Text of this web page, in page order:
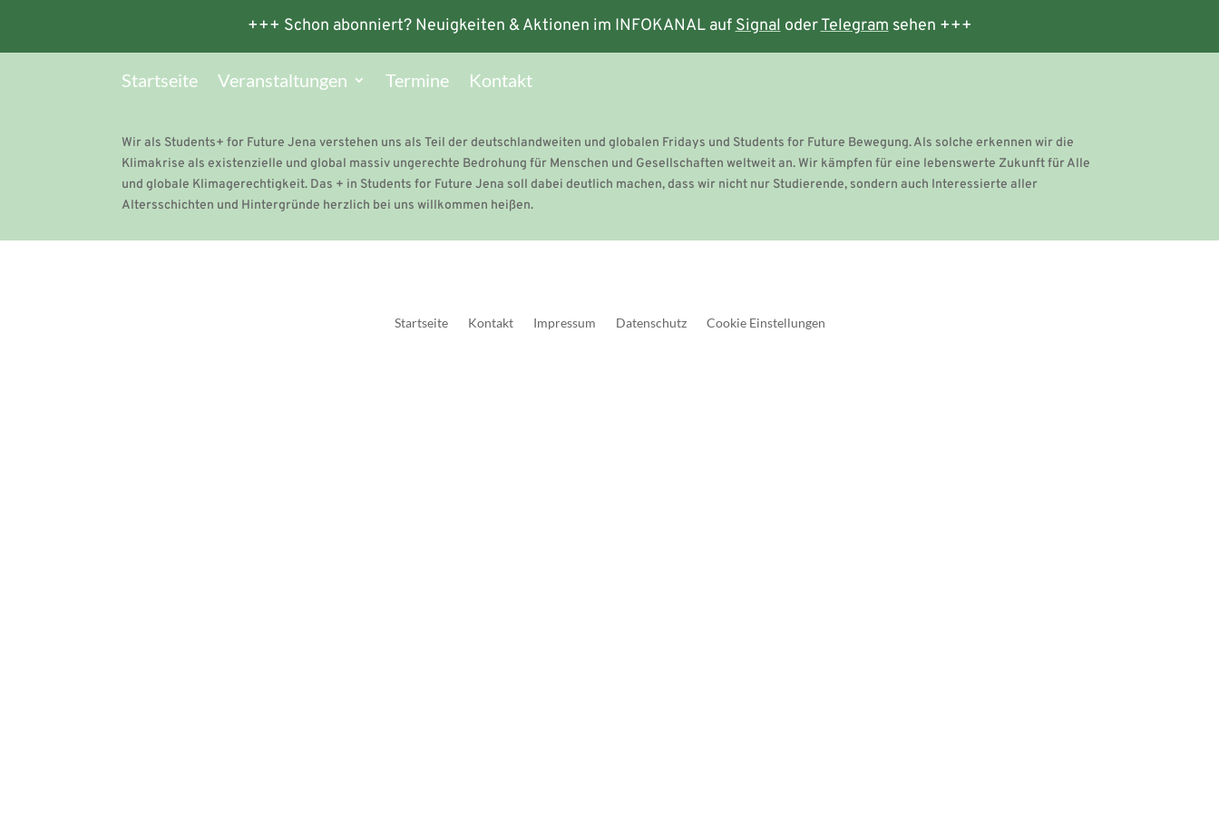
+++ Schon abonniert? Neuigkeiten & Aktionen im INFOKANAL aufSignaloderTelegramsehen +++
Startseite Veranstaltungen Termine Kontakt
Wir als Students+ for Future Jena verstehen uns als Teil der deutschlandweiten und globalen Fridays und Students for Future Bewegung. Als solche erkennen wir die
Klimakrise als existenzielle und global massiv ungerechte Bedrohung für Menschen und Gesellschaften weltweit an. Wir kämpfen für eine lebenswerte Zukunft für Alle
und globale Klimagerechtigkeit. Das + in Students for Future Jena soll dabei deutlich machen, dass wir nicht nur Studierende, sondern auch Interessierte aller
Altersschichten und Hintergründe herzlich bei uns willkommen heißen.
Startseite Kontakt Impressum Datenschutz Cookie Einstellungen